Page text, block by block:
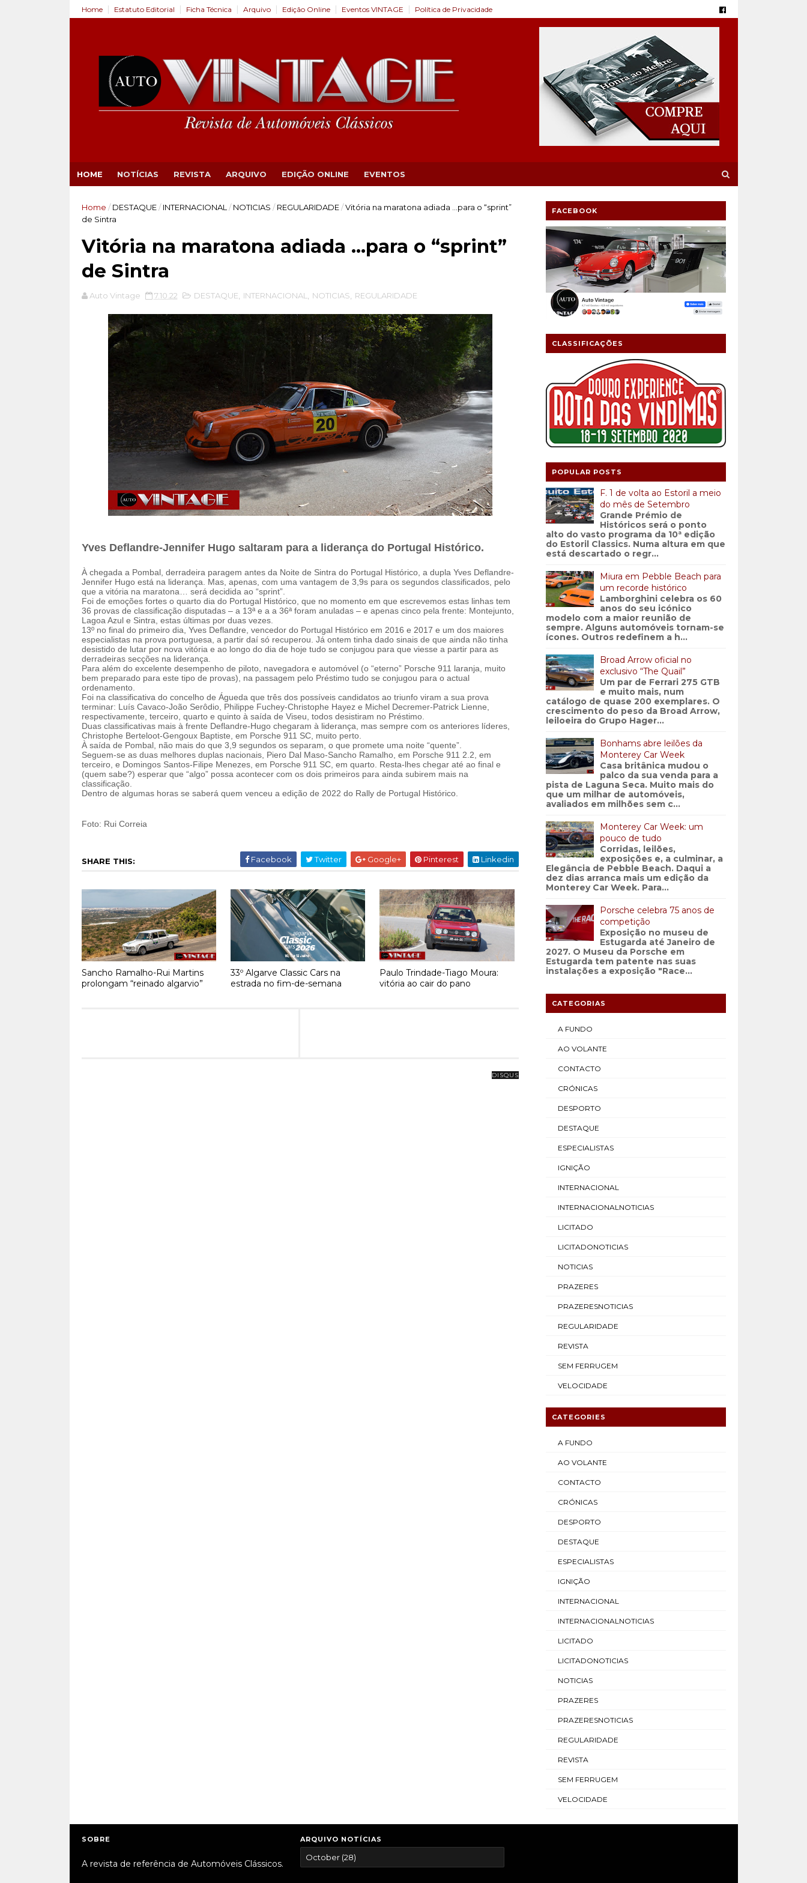
Home Estatuto Editorial Ficha Técnica Arquivo Edição Online Eventos VINTAGE Política de Privacidade
HOME NOTÍCIAS REVISTA ARQUIVO EDIÇÃO ONLINE EVENTOS
Home / DESTAQUE / INTERNACIONAL / NOTICIAS / REGULARIDADE / Vitória na maratona adiada …para o “sprint”
de Sintra
Vitória na maratona adiada …para o “sprint”
de Sintra
Auto Vintage 7.10.22 DESTAQUE INTERNACIONAL NOTICIAS REGULARIDADE
Yves Deflandre-Jennifer Hugo saltaram para a liderança do Portugal Histórico.
À chegada a Pombal, derradeira paragem antes da Noite de Sintra do Portugal Histórico, a dupla Yves Deflandre-
Jennifer Hugo está na liderança. Mas, apenas, com uma vantagem de 3,9s para os segundos classificados, pelo
que a vitória na maratona… será decidida ao “sprint”.
Foi de emoções fortes o quarto dia do Portugal Histórico, que no momento em que escrevemos estas linhas tem
36 provas de classificação disputadas – a 13ª e a a 36ª foram anuladas – e apenas cinco pela frente: Montejunto,
Lagoa Azul e Sintra, estas últimas por duas vezes.
13º no final do primeiro dia, Yves Deflandre, vencedor do Portugal Histórico em 2016 e 2017 e um dos maiores
especialistas na prova portuguesa, a partir daí só recuperou. Já ontem tinha dado sinais de que ainda não tinha
desistido de lutar por nova vitória e ao longo do dia de hoje tudo se conjugou para que viesse a partir para as
derradeiras secções na liderança.
Para além do excelente desempenho de piloto, navegadora e automóvel (o “eterno” Porsche 911 laranja, muito
bem preparado para este tipo de provas), na passagem pelo Préstimo tudo se conjugou para o actual
ordenamento.
Foi na classificativa do concelho de Águeda que três dos possíveis candidatos ao triunfo viram a sua prova
terminar: Luís Cavaco-João Serôdio, Philippe Fuchey-Christophe Hayez e Michel Decremer-Patrick Lienne,
respectivamente, terceiro, quarto e quinto à saída de Viseu, todos desistiram no Préstimo.
Duas classificativas mais à frente Deflandre-Hugo chegaram à liderança, mas sempre com os anteriores líderes,
Christophe Berteloot-Gengoux Baptiste, em Porsche 911 SC, muito perto.
À saída de Pombal, não mais do que 3,9 segundos os separam, o que promete uma noite “quente”.
Seguem-se as duas melhores duplas nacionais, Piero Dal Maso-Sancho Ramalho, em Porsche 911 2.2, em
terceiro, e Domingos Santos-Filipe Menezes, em Porsche 911 SC, em quarto. Resta-lhes chegar até ao final e
(quem sabe?) esperar que “algo” possa acontecer com os dois primeiros para ainda subirem mais na
classificação.
Dentro de algumas horas se saberá quem venceu a edição de 2022 do Rally de Portugal Histórico.
Foto: Rui Correia
SHARE THIS: Facebook Twitter Google+ Pinterest Linkedin
Sancho Ramalho-Rui Martins
prolongam “reinado algarvio”
33º Algarve Classic Cars na
estrada no fim-de-semana
Paulo Trindade-Tiago Moura:
vitória ao cair do pano
DISQUS
FACEBOOK
CLASSIFICAÇÕES
POPULAR POSTS
F. 1 de volta ao Estoril a meio
do mês de Setembro
Grande Prémio de
Históricos será o ponto
alto do vasto programa da 10ª edição
do Estoril Classics. Numa altura em que
está descartado o regr...
Miura em Pebble Beach para
um recorde histórico
Lamborghini celebra os 60
anos do seu icónico
modelo com a maior reunião de
sempre. Alguns automóveis tornam-se
ícones. Outros redefinem a h...
Broad Arrow oficial no
exclusivo “The Quail”
Um par de Ferrari 275 GTB
e muito mais, num
catálogo de quase 200 exemplares. O
crescimento do peso da Broad Arrow,
leiloeira do Grupo Hager...
Bonhams abre leilões da
Monterey Car Week
Casa britânica mudou o
palco da sua venda para a
pista de Laguna Seca. Muito mais do
que um milhar de automóveis,
avaliados em milhões sem c...
Monterey Car Week: um
pouco de tudo
Corridas, leilões,
exposições e, a culminar, a
Elegância de Pebble Beach. Daqui a
dez dias arranca mais um edição da
Monterey Car Week. Para...
Porsche celebra 75 anos de
competição
Exposição no museu de
Estugarda até Janeiro de
2027. O Museu da Porsche em
Estugarda tem patente nas suas
instalações a exposição "Race...
CATEGORIAS
A FUNDO
AO VOLANTE
CONTACTO
CRÓNICAS
DESPORTO
DESTAQUE
ESPECIALISTAS
IGNIÇÃO
INTERNACIONAL
INTERNACIONALNOTICIAS
LICITADO
LICITADONOTICIAS
NOTICIAS
PRAZERES
PRAZERESNOTICIAS
REGULARIDADE
REVISTA
SEM FERRUGEM
VELOCIDADE
CATEGORIES
A FUNDO
AO VOLANTE
CONTACTO
CRÓNICAS
DESPORTO
DESTAQUE
ESPECIALISTAS
IGNIÇÃO
INTERNACIONAL
INTERNACIONALNOTICIAS
LICITADO
LICITADONOTICIAS
NOTICIAS
PRAZERES
PRAZERESNOTICIAS
REGULARIDADE
REVISTA
SEM FERRUGEM
VELOCIDADE
SOBRE
A revista de referência de Automóveis Clássicos.
ARQUIVO NOTÍCIAS